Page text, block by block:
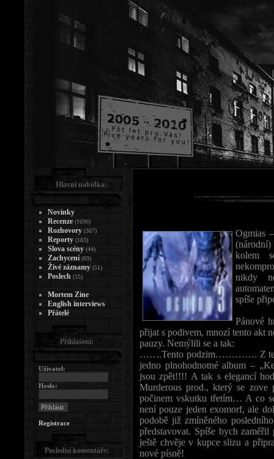
Ogmias
kolem
nikdy
spíše
Pánové
přijat s podivem, mnozí tento akt
pauzy. Nemýlili se a tak:
…….Tento podzim…………. Z
jedno plnohodnotné album –
jsou zpět!!!! A tak s elegancí
Murderous prod., který se
počinem vskutku třetím… A co
není pouze jeden exomorf, ale
podobě již zmíněného
představovat. Spíše bych
ještě chvěje v kupce slizu a
nové písně!
Hlavní nabídka:
Novinky
Recenze (1696)
Rozhovory (367)
Reporty (183)
Slova scény (44)
Zachycení (69)
Živé záznamy (51)
Poslech (15)
Mortem Zine
English interviews
Přátelé
Přihlášení:
Uživatel:
Heslo:
Registrace
Poslední komentáře: